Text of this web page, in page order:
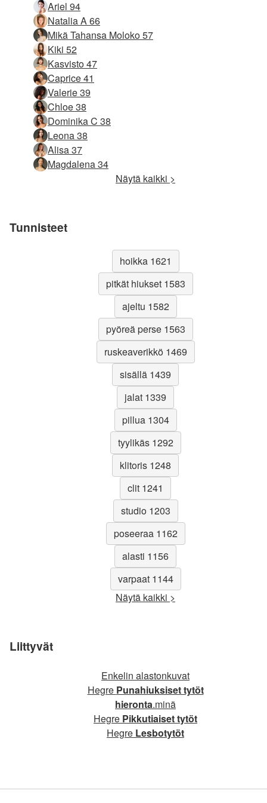
Ariel 94
Natalia A 66
Mikä Tahansa Moloko 57
Kiki 52
Kasvisto 47
Caprice 41
Valerie 39
Chloe 38
Dominika C 38
Leona 38
Alisa 37
Magdalena 34
Näytä kaikki >
Tunnisteet
hoikka 1621
pitkät hiukset 1583
ajeltu 1582
pyöreä perse 1563
ruskeaverikkö 1469
sisällä 1439
jalat 1339
pillua 1304
tyylikäs 1292
klitoris 1248
clit 1241
studio 1203
poseeraa 1162
alasti 1156
varpaat 1144
Näytä kaikki >
Liittyvät
Enkelin alastonkuvat
Hegre Punahiuksiset tytöt
hieronta.minä
Hegre Pikkutiaiset tytöt
Hegre Lesbotytöt